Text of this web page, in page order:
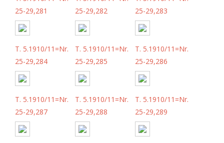
25-29,281
25-29,282
25-29,283
T. 5.1910/11=Nr.
25-29,284
T. 5.1910/11=Nr.
25-29,285
T. 5.1910/11=Nr.
25-29,286
T. 5.1910/11=Nr.
25-29,287
T. 5.1910/11=Nr.
25-29,288
T. 5.1910/11=Nr.
25-29,289